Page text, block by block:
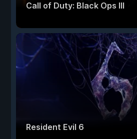
Call of Duty: Black Ops III
Resident Evil 6